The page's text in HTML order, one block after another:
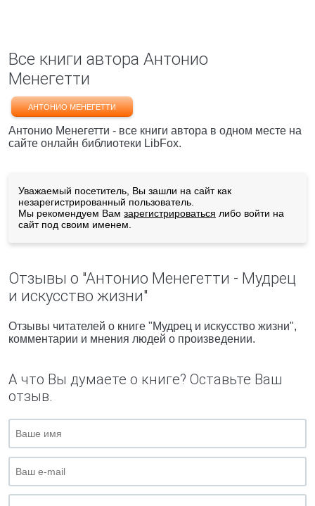
Все книги автора Антонио
Менегетти
АНТОНИО МЕНЕГЕТТИ
Антонио Менегетти - все книги автора в одном месте на
сайте онлайн библиотеки LibFox.
Уважаемый посетитель, Вы зашли на сайт как
незарегистрированный пользователь.
Мы рекомендуем Вам зарегистрироваться либо войти на
сайт под своим именем.
Отзывы о "Антонио Менегетти - Мудрец
и искусство жизни"
Отзывы читателей о книге "Мудрец и искусство жизни",
комментарии и мнения людей о произведении.
А что Вы думаете о книге? Оставьте Ваш
отзыв.